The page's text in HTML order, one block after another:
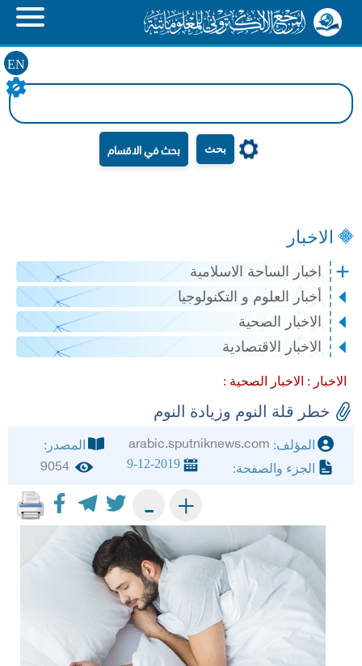
EN
بحث
الاخبار
اخبار الساحة الاسلامية
أخبار العلوم و التكنولوجيا
الاخبار الصحية
الاخبار الاقتصادية
الاخبار : الاخبار الصحية :
خطر قلة النوم وزيادة النوم
المؤلف: arabic.sputniknews.com
المصدر:
الجزء والصفحة:
9-12-2019
9054
+
-